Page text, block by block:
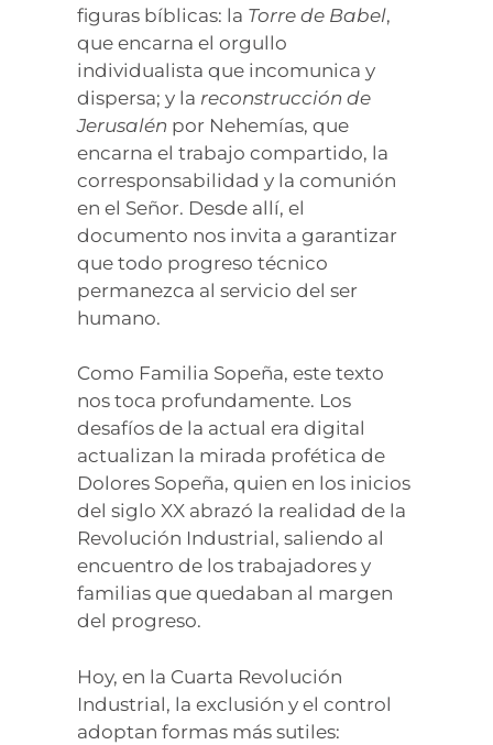
figuras bíblicas: la Torre de Babel,
que encarna el orgullo
individualista que incomunica y
dispersa; y la reconstrucción de
Jerusalén por Nehemías, que
encarna el trabajo compartido, la
corresponsabilidad y la comunión
en el Señor. Desde allí, el
documento nos invita a garantizar
que todo progreso técnico
permanezca al servicio del ser
humano.
Como Familia Sopeña, este texto
nos toca profundamente. Los
desafíos de la actual era digital
actualizan la mirada profética de
Dolores Sopeña, quien en los inicios
del siglo XX abrazó la realidad de la
Revolución Industrial, saliendo al
encuentro de los trabajadores y
familias que quedaban al margen
del progreso.
Hoy, en la Cuarta Revolución
Industrial, la exclusión y el control
adoptan formas más sutiles: